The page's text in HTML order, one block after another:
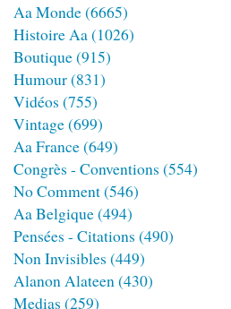
Aa Monde(6665)
Histoire Aa(1026)
Boutique(915)
Humour(831)
Vidéos (755)
Vintage(699)
Aa France(649)
Congrès - Conventions (554)
No Comment(546)
Aa Belgique(494)
Pensées - Citations (490)
Non Invisibles (449)
Alanon Alateen(430)
Medias (259)